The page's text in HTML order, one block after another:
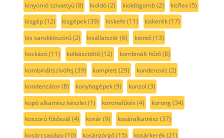
kinyomó szivattyú(8) kioldó(2) kioldógomb(2) kisflex(5)
kisgép(12) kisgépek(39) kiskefe (11) kiskerék(17)
kis sarokköszörű(2) kisállatszőr(6) kiöntő(13)
kockázó(11) kolbásztöltő(12) kombinált hűtő(8)
kombináltszívófej (39) komplett(29) kondenzvíz (2)
kondenzátor(8) konyhagépek(9) konzol (3)
kopó alkatrész készlet(1) koronafűtés (4) korong(34)
koszorú fűtőszál (4) kosár(9) kosáralkatrész (37)
kosárcsapágy(10) kosárgörgő(15) kosárkerék(21)